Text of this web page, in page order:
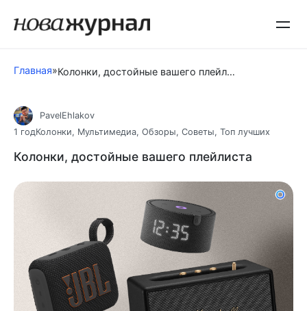
Главная» Колонки, достойные вашего плейлиста
PavelEhlakov
1 годКолонки, Мультимедиа, Обзоры, Советы, Топ лучших
Колонки, достойные вашего плейлиста